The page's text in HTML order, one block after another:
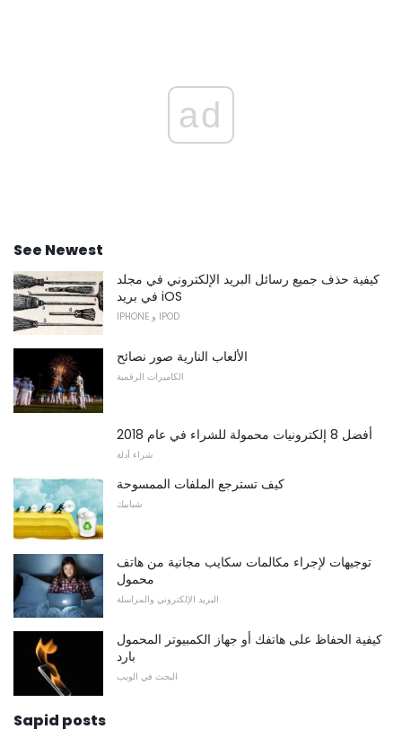
ad
See Newest
كيفية حذف جميع رسائل البريد الإلكتروني في مجلد
في بريد iOS
IPHONE و IPOD
الألعاب النارية صور نصائح
الكاميرات الرقمية
أفضل 8 إلكترونيات محمولة للشراء في عام 2018
شراء أدلة
كيف تسترجع الملفات الممسوحة
شبابيك
توجيهات لإجراء مكالمات سكايب مجانية من هاتف
محمول
البريد الإلكتروني والمراسلة
كيفية الحفاظ على هاتفك أو جهاز الكمبيوتر المحمول
بارد
البحث في الويب
Sapid posts